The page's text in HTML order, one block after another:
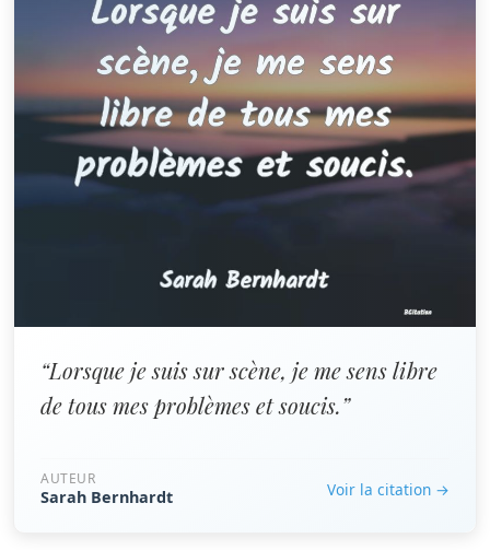
“Lorsque je suis sur scène, je me sens libre
de tous mes problèmes et soucis.”
AUTEUR
Sarah Bernhardt Voir la citation →